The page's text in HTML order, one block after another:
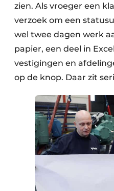
zien. Als vroeger een
verzoek om een
wel twee dagen werk
papier, een deel in
vestigingen en
op de knop. Daar zit